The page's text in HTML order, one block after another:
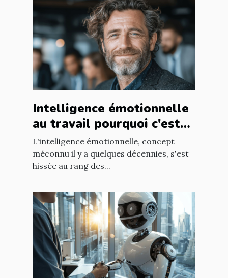
Intelligence émotionnelle
au travail pourquoi c'est
un atout pour votre équipe
RH
L'intelligence émotionnelle, concept
méconnu il y a quelques décennies, s'est
hissée au rang des...